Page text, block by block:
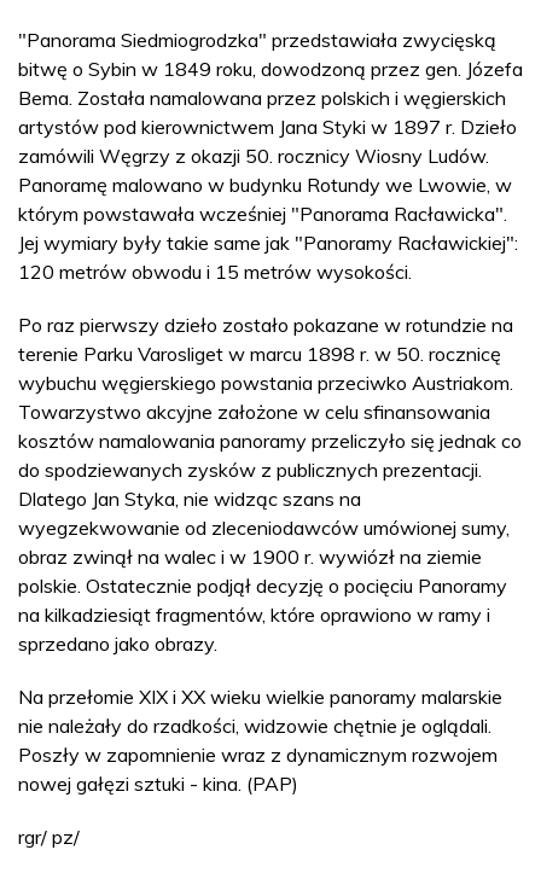
"Panorama Siedmiogrodzka" przedstawiała zwycięską
bitwę o Sybin w 1849 roku, dowodzoną przez gen. Józefa
Bema. Została namalowana przez polskich i węgierskich
artystów pod kierownictwem Jana Styki w 1897 r. Dzieło
zamówili Węgrzy z okazji 50. rocznicy Wiosny Ludów.
Panoramę malowano w budynku Rotundy we Lwowie, w
którym powstawała wcześniej "Panorama Racławicka".
Jej wymiary były takie same jak "Panoramy Racławickiej":
120 metrów obwodu i 15 metrów wysokości.
Po raz pierwszy dzieło zostało pokazane w rotundzie na
terenie Parku Varosliget w marcu 1898 r. w 50. rocznicę
wybuchu węgierskiego powstania przeciwko Austriakom.
Towarzystwo akcyjne założone w celu sfinansowania
kosztów namalowania panoramy przeliczyło się jednak co
do spodziewanych zysków z publicznych prezentacji.
Dlatego Jan Styka, nie widząc szans na
wyegzekwowanie od zleceniodawców umówionej sumy,
obraz zwinął na walec i w 1900 r. wywiózł na ziemie
polskie. Ostatecznie podjął decyzję o pocięciu Panoramy
na kilkadziesiąt fragmentów, które oprawiono w ramy i
sprzedano jako obrazy.
Na przełomie XIX i XX wieku wielkie panoramy malarskie
nie należały do rzadkości, widzowie chętnie je oglądali.
Poszły w zapomnienie wraz z dynamicznym rozwojem
nowej gałęzi sztuki - kina. (PAP)
rgr/ pz/